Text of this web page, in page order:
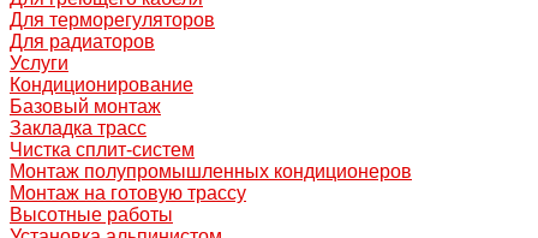
Для терморегуляторов
Для радиаторов
Услуги
Кондиционирование
Базовый монтаж
Закладка трасс
Чистка сплит-систем
Монтаж полупромышленных кондиционеров
Монтаж на готовую трассу
Высотные работы